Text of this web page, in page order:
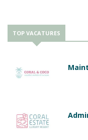
TOP VACATURES